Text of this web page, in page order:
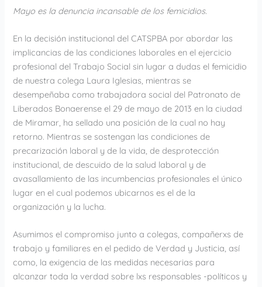
Mayo es la denuncia incansable de los femicidios.
En la decisión institucional del CATSPBA por abordar las
implicancias de las condiciones laborales en el ejercicio
profesional del Trabajo Social sin lugar a dudas el femicidio
de nuestra colega Laura Iglesias, mientras se
desempeñaba como trabajadora social del Patronato de
Liberados Bonaerense el 29 de mayo de 2013 en la ciudad
de Miramar, ha sellado una posición de la cual no hay
retorno. Mientras se sostengan las condiciones de
precarización laboral y de la vida, de desprotección
institucional, de descuido de la salud laboral y de
avasallamiento de las incumbencias profesionales el único
lugar en el cual podemos ubicarnos es el de la
organización y la lucha.
Asumimos el compromiso junto a colegas, compañerxs de
trabajo y familiares en el pedido de Verdad y Justicia, así
como, la exigencia de las medidas necesarias para
alcanzar toda la verdad sobre lxs responsables -políticos y